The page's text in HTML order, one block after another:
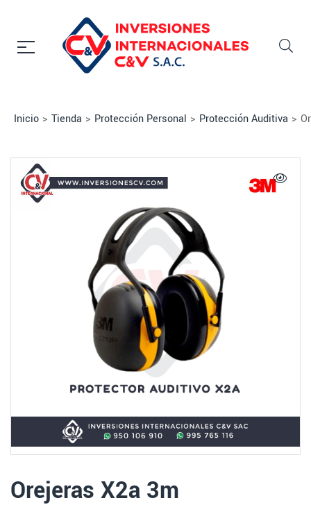
Inicio > Tienda > Protección Personal > Protección Auditiva >
Orejeras X2a 3m